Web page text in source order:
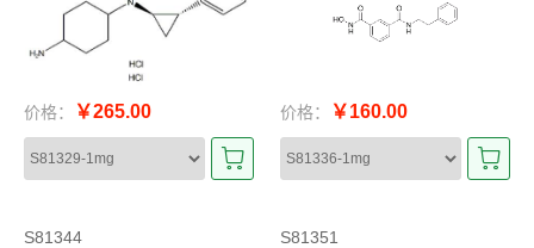
价格： ￥265.00 价格： ￥160.00
S81344
S81351